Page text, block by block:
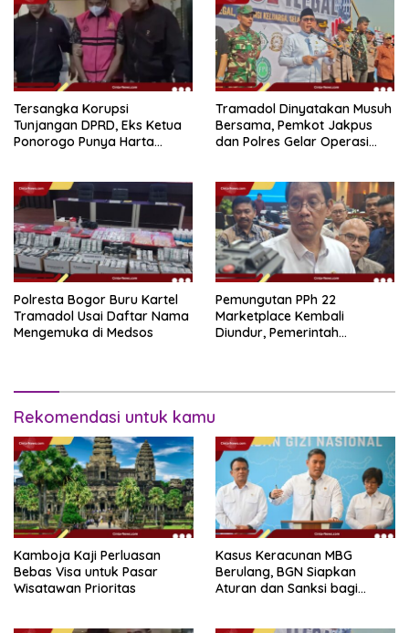
Tersangka Korupsi
Tunjangan DPRD, Eks Ketua
Ponorogo Punya Harta
Tramadol Dinyatakan Musuh
Bersama, Pemkot Jakpus
dan Polres Gelar Operasi
Polresta Bogor Buru Kartel
Tramadol Usai Daftar Nama
Mengemuka di Medsos
Pemungutan PPh 22
Marketplace Kembali
Diundur, Pemerintah
Rekomendasi untuk kamu
Kamboja Kaji Perluasan
Bebas Visa untuk Pasar
Wisatawan Prioritas
Kasus Keracunan MBG
Berulang, BGN Siapkan
Aturan dan Sanksi bagi